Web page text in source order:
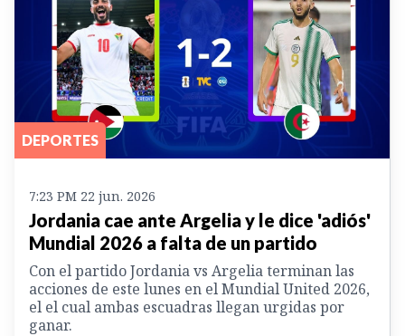
DEPORTES
7:23 PM 22 jun. 2026
Jordania cae ante Argelia y le dice 'adiós'
Mundial 2026 a falta de un partido
Con el partido Jordania vs Argelia terminan las
acciones de este lunes en el Mundial United 2026,
el el cual ambas escuadras llegan urgidas por
ganar.